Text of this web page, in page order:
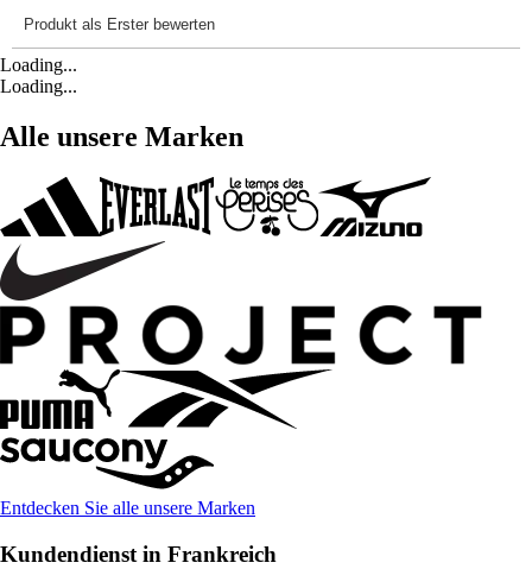
Loading...
Loading...
Alle unsere Marken
Entdecken Sie alle unsere Marken
Kundendienst in Frankreich